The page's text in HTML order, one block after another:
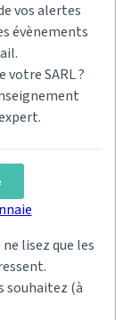
vos alertes
évènements
votre SARL ?
lisez que les
souhaitez (à